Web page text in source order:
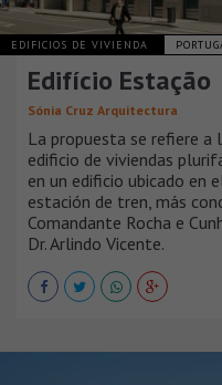
EDIFICIOS DE VIVIENDA
Edifício Estação
Sónia Cruz Arquitectura
La propuesta se refiere a
edificio de viviendas
en un edificio ubicado en
estación de tren, más
Comandante Rocha e
Dr. Arlindo Vicente.